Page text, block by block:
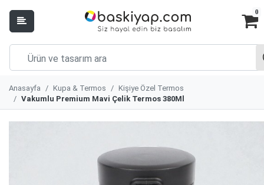
0
Anasayfa Kupa & Termos
Kişiye Özel Termos
Vakumlu Premium Mavi Çelik Termos 380Ml